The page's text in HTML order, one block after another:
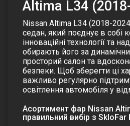
Altima L34
Nissan Altima L34 (2018-
седан, який поєднує в собі
інноваційні технології та
обирають його за
просторий салон та
безпеки. Щоб зберегти ці
важливо регулярно
освітлення автомобіля у
Асортимент фар Nissan
правильний вибір з